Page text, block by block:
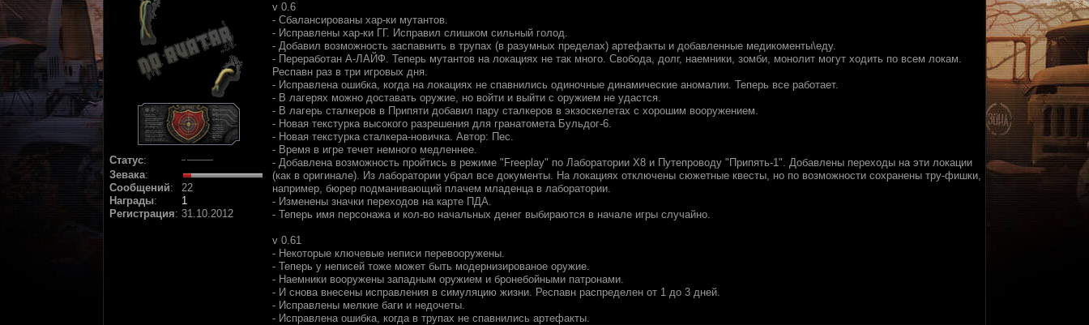
Статус:
Зевака:
Сообщений:
22
Награды:
1
Регистрация: 31.10.2012
v 0.6
- Сбалансированы хар-ки мутантов.
- Исправлены хар-ки ГГ. Исправил слишком сильный голод.
- Добавил возможность заспавнить в трупах (в разумных пределах) артефакты и добавленные медикоменты\еду.
- Переработан А-ЛАЙФ. Теперь мутантов на локациях не так много. Свобода, долг, наемники, зомби, монолит могут ходить по всем локам.
Респавн раз в три игровых дня.
- Исправлена ошибка, когда на локациях не спавнились одиночные динамические аномалии. Теперь все работает.
- В лагерях можно доставать оружие, но войти и выйти с оружием не удастся.
- В лагерь сталкеров в Припяти добавил пару сталкеров в экзоскелетах c хорошим вооружением.
- Новая текстурка высокого разрешения для гранатомета Бульдог-6.
- Новая текстурка сталкера-новичка. Автор: Пес.
- Время в игре течет немного медленнее.
- Добавлена возможность пройтись в режиме "Freeplay" по Лаборатории Х8 и Путепроводу "Припять-1". Добавлены переходы на эти локации
(как в оригинале). Из лаборатории убрал все документы. На локациях отключены сюжетные квесты, но по возможности сохранены тру-фишки,
например, бюрер подманивающий плачем младенца в лаборатории.
- Изменены значки переходов на карте ПДА.
- Теперь имя персонажа и кол-во начальных денег выбираются в начале игры случайно.
v 0.61
- Некоторые ключевые неписи перевооружены.
- Теперь у неписей тоже может быть модернизированое оружие.
- Наемники вооружены западным оружием и бронебойными патронами.
- И снова внесены исправления в симуляцию жизни. Респавн распределен от 1 до 3 дней.
- Исправлены мелкие баги и недочеты.
- Исправлена ошибка, когда в трупах не спавнились артефакты.